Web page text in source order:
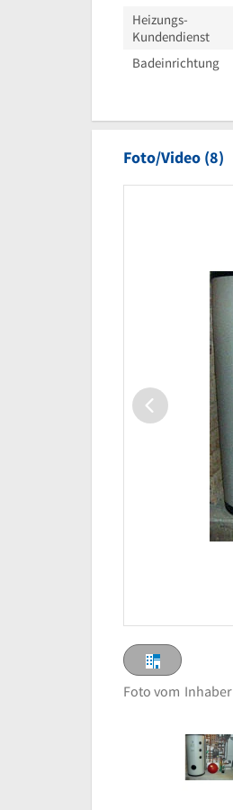
Heizungs-
Kundendienst
Badeinrichtung
Foto/Video (8)
Foto vom Inhaber